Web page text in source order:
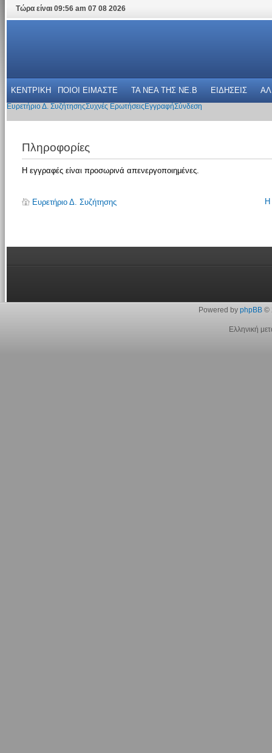
Τώρα είναι 09:56 am 07 08 2026
ΚΕΝΤΡΙΚΗ ΠΟΙΟΙ ΕΙΜΑΣΤΕ ΤΑ ΝΕΑ THΣ NE.B ΕΙΔΗΣΕΙΣ
Ευρετήριο Δ. ΣυζήτησηςΣυχνές Ερωτήσεις ΕγγραφήΣύνδεση
Πληροφορίες
Η εγγραφές είναι προσωρινά απενεργοποιημένες.
Ευρετήριο Δ. Συζήτησης Η
Powered by phpBB©
Ελληνική